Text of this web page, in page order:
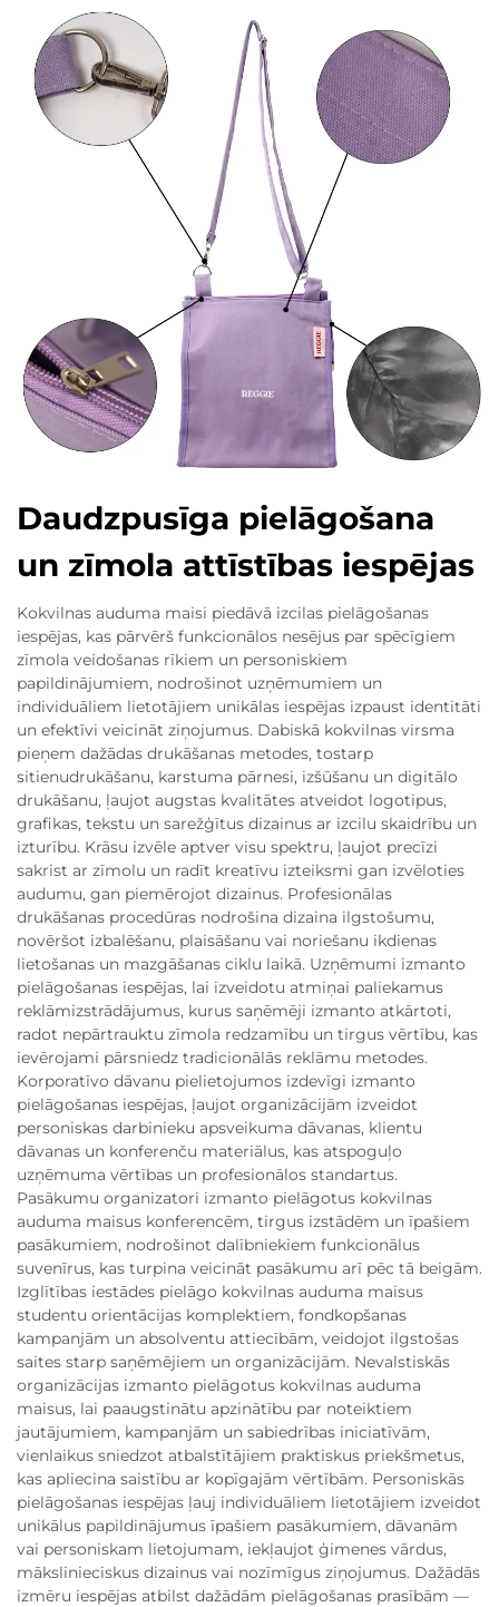
Daudzpusīga pielāgošana
un zīmola attīstības iespējas
Kokvilnas auduma maisi piedāvā izcilas pielāgošanas
iespējas, kas pārvērš funkcionālos nesējus par spēcīgiem
zīmola veidošanas rīkiem un personiskiem
papildinājumiem, nodrošinot uzņēmumiem un
individuāliem lietotājiem unikālas iespējas izpaust identitāti
un efektīvi veicināt ziņojumus. Dabiskā kokvilnas virsma
pieņem dažādas drukāšanas metodes, tostarp
sitienudrukāšanu, karstuma pārnesi, izšūšanu un digitālo
drukāšanu, ļaujot augstas kvalitātes atveidot logotipus,
grafikas, tekstu un sarežģītus dizainus ar izcilu skaidrību un
izturību. Krāsu izvēle aptver visu spektru, ļaujot precīzi
sakrist ar zīmolu un radīt kreatīvu izteiksmi gan izvēloties
audumu, gan piemērojot dizainus. Profesionālas
drukāšanas procedūras nodrošina dizaina ilgstošumu,
novēršot izbalēšanu, plaisāšanu vai noriešanu ikdienas
lietošanas un mazgāšanas ciklu laikā. Uzņēmumi izmanto
pielāgošanas iespējas, lai izveidotu atmiņai paliekamus
reklāmizstrādājumus, kurus saņēmēji izmanto atkārtoti,
radot nepārtrauktu zīmola redzamību un tirgus vērtību, kas
ievērojami pārsniedz tradicionālās reklāmu metodes.
Korporatīvo dāvanu pielietojumos izdevīgi izmanto
pielāgošanas iespējas, ļaujot organizācijām izveidot
personiskas darbinieku apsveikuma dāvanas, klientu
dāvanas un konferenču materiālus, kas atspoguļo
uzņēmuma vērtības un profesionālos standartus.
Pasākumu organizatori izmanto pielāgotus kokvilnas
auduma maisus konferencēm, tirgus izstādēm un īpašiem
pasākumiem, nodrošinot dalībniekiem funkcionālus
suvenīrus, kas turpina veicināt pasākumu arī pēc tā beigām.
Izglītības iestādes pielāgo kokvilnas auduma maisus
studentu orientācijas komplektiem, fondkopšanas
kampanjām un absolventu attiecībām, veidojot ilgstošas
saites starp saņēmējiem un organizācijām. Nevalstiskās
organizācijas izmanto pielāgotus kokvilnas auduma
maisus, lai paaugstinātu apzinātību par noteiktiem
jautājumiem, kampanjām un sabiedrības iniciatīvām,
vienlaikus sniedzot atbalstītājiem praktiskus priekšmetus,
kas apliecina saistību ar kopīgajām vērtībām. Personiskās
pielāgošanas iespējas ļauj individuāliem lietotājiem izveidot
unikālus papildinājumus īpašiem pasākumiem, dāvanām
vai personiskam lietojumam, iekļaujot ģimenes vārdus,
mākslinieciskus dizainus vai nozīmīgus ziņojumus. Dažādās
izmēru iespējas atbilst dažādām pielāgošanas prasībām —